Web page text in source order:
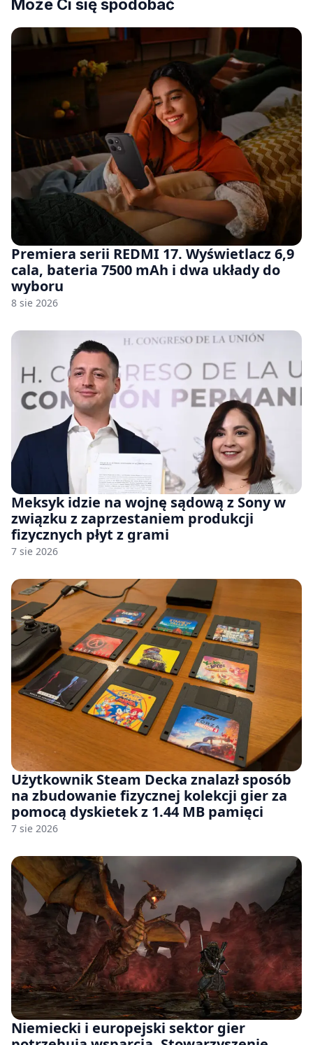
Może Ci się spodobać
Premiera serii REDMI 17. Wyświetlacz 6,9
cala, bateria 7500 mAh i dwa układy do
wyboru
8 sie 2026
Meksyk idzie na wojnę sądową z Sony w
związku z zaprzestaniem produkcji
fizycznych płyt z grami
7 sie 2026
Użytkownik Steam Decka znalazł sposób
na zbudowanie fizycznej kolekcji gier za
pomocą dyskietek z 1.44 MB pamięci
7 sie 2026
Niemiecki i europejski sektor gier